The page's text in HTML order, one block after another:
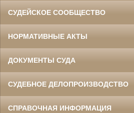
СУДЕЙСКОЕ СООБЩЕСТВО
НОРМАТИВНЫЕ АКТЫ
ДОКУМЕНТЫ СУДА
СУДЕБНОЕ ДЕЛОПРОИЗВОДСТВО
СПРАВОЧНАЯ ИНФОРМАЦИЯ